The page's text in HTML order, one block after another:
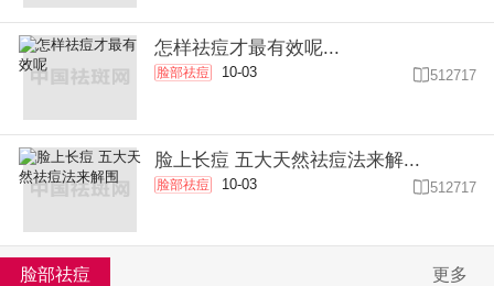
怎样祛痘才最有效呢...
脸部祛痘 10-03 512717
脸上长痘 五大天然祛痘法来解...
脸部祛痘 10-03 512717
脸部祛痘 更多